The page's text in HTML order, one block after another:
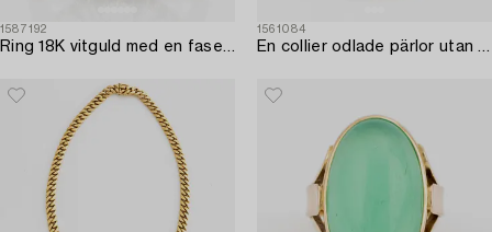
1587192
Ring 18K vitguld med en fasettslipad safir samt runda briljant- och baguetteslipade diamanter.
1561084
En collier odlade pärlor utan lås.